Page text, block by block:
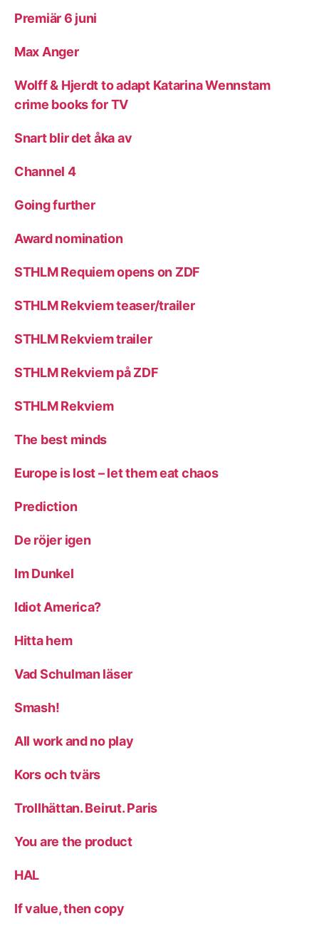
Premiär 6 juni
Max Anger
Wolff & Hjerdt to adapt Katarina Wennstam
crime books for TV
Snart blir det åka av
Channel 4
Going further
Award nomination
STHLM Requiem opens on ZDF
STHLM Rekviem teaser/trailer
STHLM Rekviem trailer
STHLM Rekviem på ZDF
STHLM Rekviem
The best minds
Europe is lost – let them eat chaos
Prediction
De röjer igen
Im Dunkel
Idiot America?
Hitta hem
Vad Schulman läser
Smash!
All work and no play
Kors och tvärs
Trollhättan. Beirut. Paris
You are the product
HAL
If value, then copy